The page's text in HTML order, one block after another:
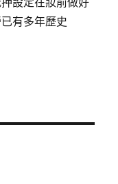
有多年歷史